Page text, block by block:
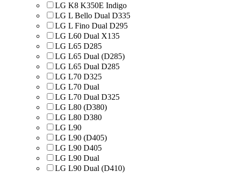
LG K8 K350E Indigo
LG L Bello Dual D335
LG L Fino Dual D295
LG L60 Dual X135
LG L65 D285
LG L65 Dual (D285)
LG L65 Dual D285
LG L70 D325
LG L70 Dual
LG L70 Dual D325
LG L80 (D380)
LG L80 D380
LG L90
LG L90 (D405)
LG L90 D405
LG L90 Dual
LG L90 Dual (D410)